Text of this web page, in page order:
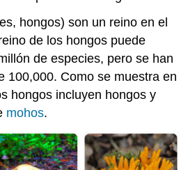
hongos) son un reino en el
de los hongos puede
de especies, pero se han
100,000. Como se muestra en
hongos incluyen hongos y
mohos.